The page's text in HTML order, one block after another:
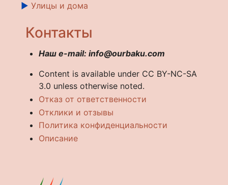
► Улицы и дома
Контакты
Наш e-mail: info@ourbaku.com
Content is available under CC BY-NC-SA
3.0 unless otherwise noted.
Отказ от ответственности
Отклики и отзывы
Политика конфиденциальности
Описание